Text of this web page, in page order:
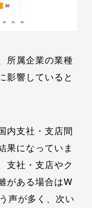
所属企業の業種
影響していると
内支社・支店間
果になっていま
支社・支店やク
がある場合はW
声が多く、次い